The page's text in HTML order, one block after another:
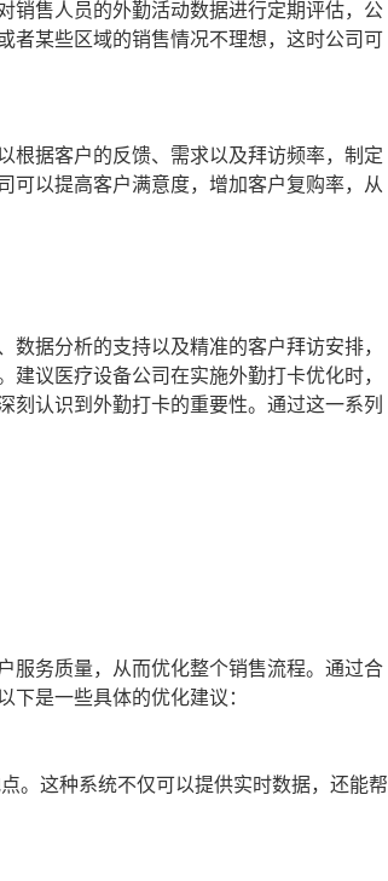
销售人员的外勤活动数据进行定期评估，公
者某些区域的销售情况不理想，这时公司可
根据客户的反馈、需求以及拜访频率，制定
可以提高客户满意度，增加客户复购率，从
据分析的支持以及精准的客户拜访安排，
议医疗设备公司在实施外勤打卡优化时，
认识到外勤打卡的重要性。通过这一系列
服务质量，从而优化整个销售流程。通过合
是一些具体的优化建议：
。这种系统不仅可以提供实时数据，还能帮